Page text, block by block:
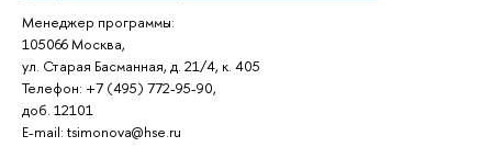
Менеджер программы:
105066 Москва,
ул. Старая Басманная, д. 21/4, к. 405
Телефон: +7 (495) 772-95-90,
доб. 12101
E-mail: tsimonova@hse.ru